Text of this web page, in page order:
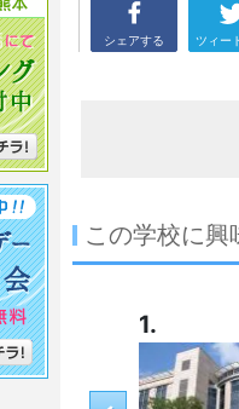
シェアする ツィー
この学校に
1.